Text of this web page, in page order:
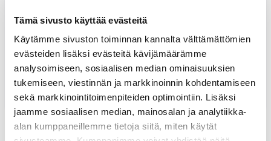
Tämä sivusto käyttää evästeitä
Käytämme sivuston toiminnan kannalta välttämättömien
evästeiden lisäksi evästeitä kävijämäärämme
analysoimiseen, sosiaalisen median ominaisuuksien
tukemiseen, viestinnän ja markkinoinnin kohdentamiseen
sekä markkinointitoimenpiteiden optimointiin. Lisäksi
jaamme sosiaalisen median, mainosalan ja analytiikka-
alan kumppaneillemme tietoja siitä, miten käytät
Pitkä matka Hangosta Vantaalle
6.06.2019 AUTOKAUPPA JUHA SEPPÄLÄ